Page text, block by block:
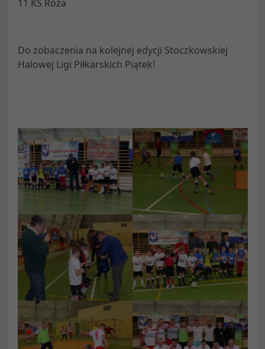
11 KS Róża
Do zobaczenia na kolejnej edycji Stoczkowskiej
Halowej Ligi Piłkarskich Piątek!